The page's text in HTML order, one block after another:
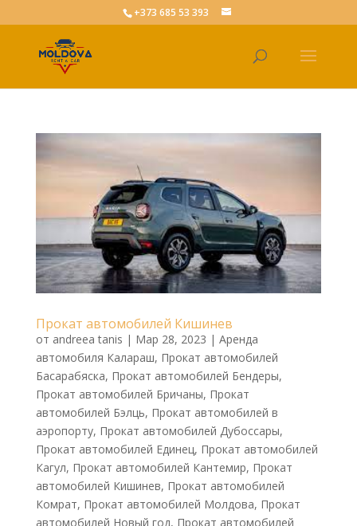
+373 685 53 393
Прокат автомобилей Кишинев
от andreea tanis | Мар 28, 2023 | Аренда
автомобиля Калараш, Прокат автомобилей
Басарабяска, Прокат автомобилей Бендеры,
Прокат автомобилей Бричаны, Прокат
автомобилей Бэлць, Прокат автомобилей в
аэропорту, Прокат автомобилей Дубоссары,
Прокат автомобилей Единец, Прокат автомобилей
Кагул, Прокат автомобилей Кантемир, Прокат
автомобилей Кишинев, Прокат автомобилей
Комрат, Прокат автомобилей Молдова, Прокат
автомобилей Новый год, Прокат автомобилей